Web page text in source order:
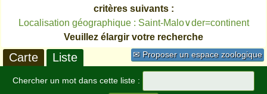
critères suivants :
Localisation géographique : Saint-Malo∨der=continent
Veuillez élargir votre recherche
✉ Proposer un espace zoologique
Carte Liste
Chercher un mot dans cette liste :